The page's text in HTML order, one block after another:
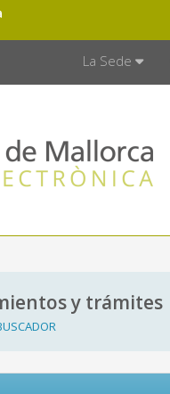
La Sede
y trámites